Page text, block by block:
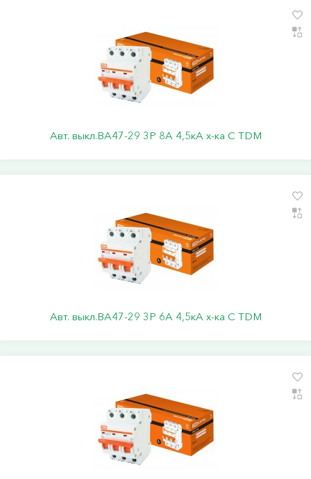
Авт. выкл.ВА47-29 3Р 8А 4,5кА х-ка С TDM
Авт. выкл.ВА47-29 3Р 6А 4,5кА х-ка С TDM